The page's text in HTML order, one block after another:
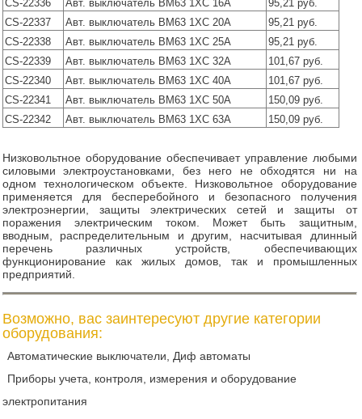
CS-22336
Авт. выключатель ВМ63 1ХС 16А
95,21 руб.
CS-22337
Авт. выключатель ВМ63 1ХС 20А
95,21 руб.
CS-22338
Авт. выключатель ВМ63 1ХС 25А
95,21 руб.
CS-22339
Авт. выключатель ВМ63 1ХС 32А
101,67 руб.
CS-22340
Авт. выключатель ВМ63 1ХС 40А
101,67 руб.
CS-22341
Авт. выключатель ВМ63 1ХС 50А
150,09 руб.
CS-22342
Авт. выключатель ВМ63 1ХС 63А 150,09 руб.
Низковольтное оборудование обеспечивает управление любыми
силовыми электроустановками, без него не обходятся ни на
одном технологическом объекте. Низковольтное оборудование
применяется для бесперебойного и безопасного получения
электроэнергии, защиты электрических сетей и защиты от
поражения электрическим током. Может быть защитным,
вводным, распределительным и другим, насчитывая длинный
перечень различных устройств, обеспечивающих
функционирование как жилых домов, так и промышленных
предприятий.
Возможно, вас заинтересуют другие категории
оборудования:
Автоматические выключатели, Диф автоматы
Приборы учета, контроля, измерения и оборудование
электропитания